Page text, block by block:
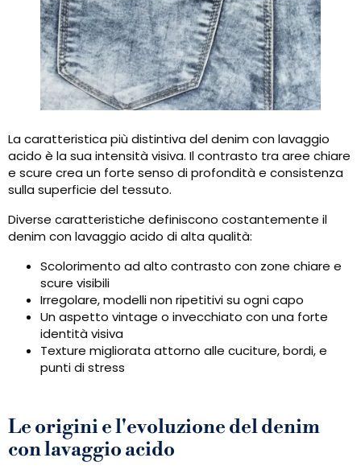
La caratteristica più distintiva del denim con lavaggio
acido è la sua intensità visiva. Il contrasto tra aree chiare
e scure crea un forte senso di profondità e consistenza
sulla superficie del tessuto.
Diverse caratteristiche definiscono costantemente il
denim con lavaggio acido di alta qualità:
Scolorimento ad alto contrasto con zone chiare e
scure visibili
Irregolare, modelli non ripetitivi su ogni capo
Un aspetto vintage o invecchiato con una forte
identità visiva
Texture migliorata attorno alle cuciture, bordi, e
punti di stress
Le origini e l'evoluzione del denim
con lavaggio acido